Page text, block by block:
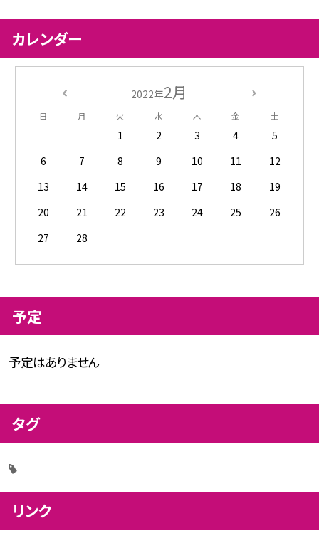
カレンダー
2022年2月
日 月 火 水 木 金 土
1 2 3 4
5
6
7 8 9 10 11
12
13
14 15 16 17 18
19
20
21 22 23 24 25
26
27
28
予定
予定はありません
タグ
リンク